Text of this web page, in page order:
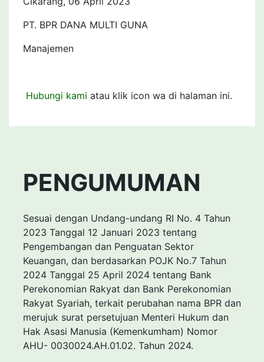
PT. BPR DANA MULTI GUNA
Manajemen
Hubungi kami atau klik icon wa di halaman ini.
PENGUMUMAN
Sesuai dengan Undang-undang RI No. 4 Tahun
2023 Tanggal 12 Januari 2023 tentang
Pengembangan dan Penguatan Sektor
Keuangan, dan berdasarkan POJK No.7 Tahun
2024 Tanggal 25 April 2024 tentang Bank
Perekonomian Rakyat dan Bank Perekonomian
Rakyat Syariah, terkait perubahan nama BPR dan
merujuk surat persetujuan Menteri Hukum dan
Hak Asasi Manusia (Kemenkumham) Nomor
AHU- 0030024.AH.01.02. Tahun 2024.